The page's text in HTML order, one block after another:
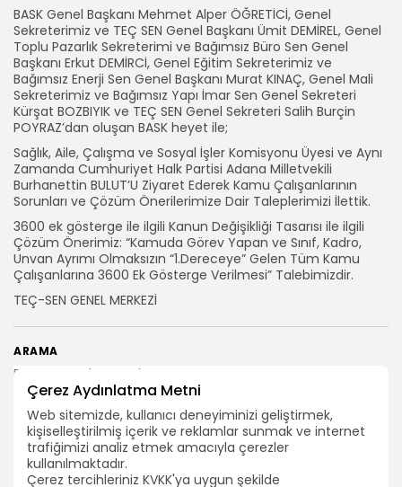
Çerez Aydınlatma Metni
Web sitemizde, kullanıcı deneyiminizi geliştirmek,
kişiselleştirilmiş içerik ve reklamlar sunmak ve internet
trafiğimizi analiz etmek amacıyla çerezler
kullanılmaktadır.
Çerez tercihleriniz KVKK'ya uygun şekilde
ARAMA
BASK Genel Başkanı Mehmet Alper ÖĞRETİCİ, Genel
Sekreterimiz ve TEÇ SEN Genel Başkanı Ümit DEMİREL, Genel
Toplu Pazarlık Sekreterimi ve Bağımsız Büro Sen Genel
Başkanı Erkut DEMİRCİ, Genel Eğitim Sekreterimiz ve
Bağımsız Enerji Sen Genel Başkanı Murat KINAÇ, Genel Mali
Sekreterimiz ve Bağımsız Yapı İmar Sen Genel Sekreteri
Kürşat BOZBIYIK ve TEÇ SEN Genel Sekreteri Salih Burçin
POYRAZ’dan oluşan BASK heyet ile;
Sağlık, Aile, Çalışma ve Sosyal İşler Komisyonu Üyesi ve Aynı
Zamanda Cumhuriyet Halk Partisi Adana Milletvekili
Burhanettin BULUT’U Ziyaret Ederek Kamu Çalışanlarının
Sorunları ve Çözüm Önerilerimize Dair Taleplerimizi İlettik.
3600 ek gösterge ile ilgili Kanun Değişikliği Tasarısı ile ilgili
Çözüm Önerimiz: “Kamuda Görev Yapan ve Sınıf, Kadro,
Unvan Ayrımı Olmaksızın “1.Dereceye” Gelen Tüm Kamu
Çalışanlarına 3600 Ek Gösterge Verilmesi” Talebimizdir.
TEÇ-SEN GENEL MERKEZİ